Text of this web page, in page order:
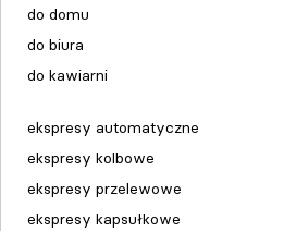
do domu
do biura
do kawiarni
ekspresy automatyczne
ekspresy kolbowe
ekspresy przelewowe
ekspresy kapsułkowe